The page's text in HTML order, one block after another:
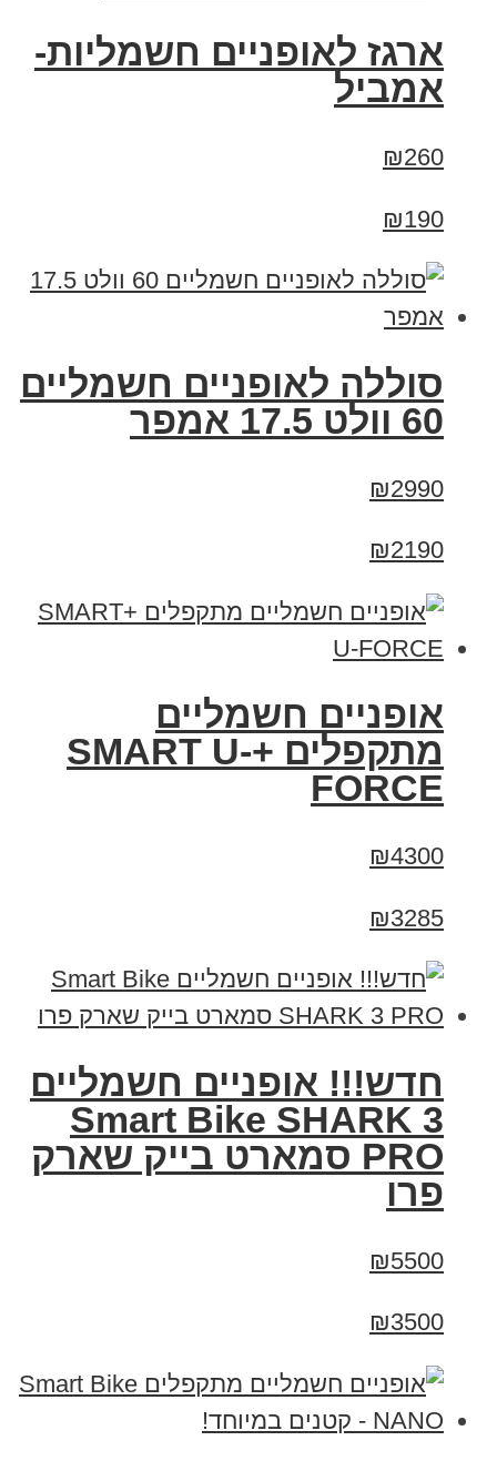
ארגז לאופניים חשמליות-
אמביל
₪260
₪190
סוללה לאופניים חשמליים
60 וולט 17.5 אמפר
₪2990
₪2190
אופניים חשמליים
מתקפלים +SMART U-
FORCE
₪4300
₪3285
חדש!!! אופניים חשמליים
Smart Bike SHARK 3
PRO סמארט בייק שארק
פרו
₪5500
₪3500